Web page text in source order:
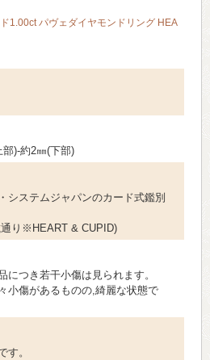
1.00ct パヴェダイヤモンドリング HEA
)-約2㎜(下部)
システムジャパンのカード式鑑別
り※HEART & CUPID)
につき若干小傷は見られます。
小傷があるものの,綺麗な状態で
す。